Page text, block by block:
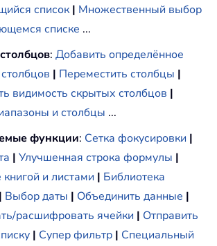
список | Множественный выбор
списке ...
: Добавить определённое
| Переместить столбцы |
видимость скрытых столбцов |
и столбцы ...
функции: Сетка фокусировки |
| Улучшенная строка формулы |
и листами | Библиотека
| Выбор даты | Объединить данные |
расшифровать ячейки | Отправить
| Супер фильтр | Специальный